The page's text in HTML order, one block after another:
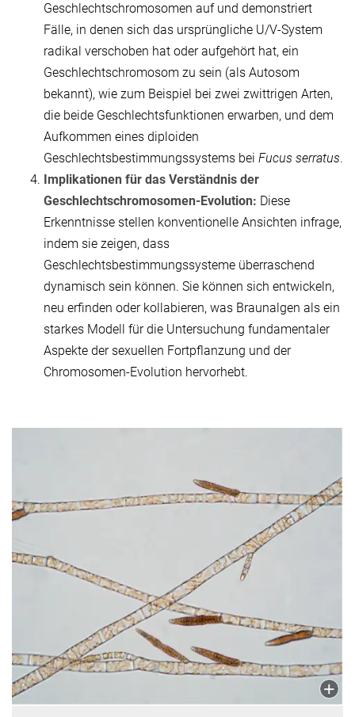
Geschlechtschromosomen auf und demonstriert
Fälle, in denen sich das ursprüngliche U/V-System
radikal verschoben hat oder aufgehört hat, ein
Geschlechtschromosom zu sein (als Autosom
bekannt), wie zum Beispiel bei zwei zwittrigen Arten,
die beide Geschlechtsfunktionen erwarben, und dem
Aufkommen eines diploiden
Geschlechtsbestimmungssystems bei Fucus serratus.
Implikationen für das Verständnis der
Geschlechtschromosomen-Evolution: Diese
Erkenntnisse stellen konventionelle Ansichten infrage,
indem sie zeigen, dass
Geschlechtsbestimmungssysteme überraschend
dynamisch sein können. Sie können sich entwickeln,
neu erfinden oder kollabieren, was Braunalgen als ein
starkes Modell für die Untersuchung fundamentaler
Aspekte der sexuellen Fortpflanzung und der
Chromosomen-Evolution hervorhebt.